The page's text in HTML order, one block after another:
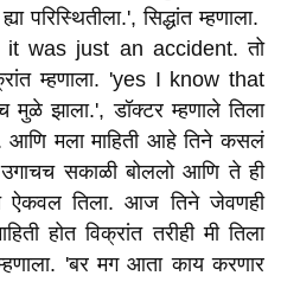
परिस्थितीला.', सिद्धांत म्हणाला.
it was just an accident. तो
म्हणाला. 'yes I know that
मुळे झाला.', डॉक्टर म्हणाले तिला
मला माहिती आहे तिने कसलं
सकाळी बोललो आणि ते ही
ऐकवल तिला. आज तिने जेवणही
होत विक्रांत तरीही मी तिला
'बर मग आता काय करणार